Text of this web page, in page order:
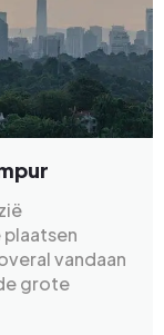
vandaan
grote